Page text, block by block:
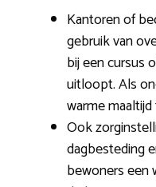
Kantoren of
gebruik van
bij een cursus
uitloopt. Als
warme
Ook
dagbesteding
bewoners een